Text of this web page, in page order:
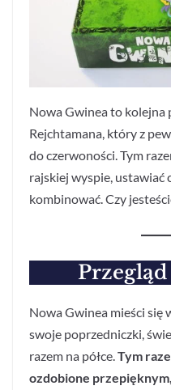
Nowa Gwinea to kolejna
Rejchtamana, który z
do czerwoności. Tym
rajskiej wyspie, ustawiać
kombinować. Czy
Nowa Gwinea mieści się
swoje poprzedniczki,
razem na półce.Tym
ozdobione